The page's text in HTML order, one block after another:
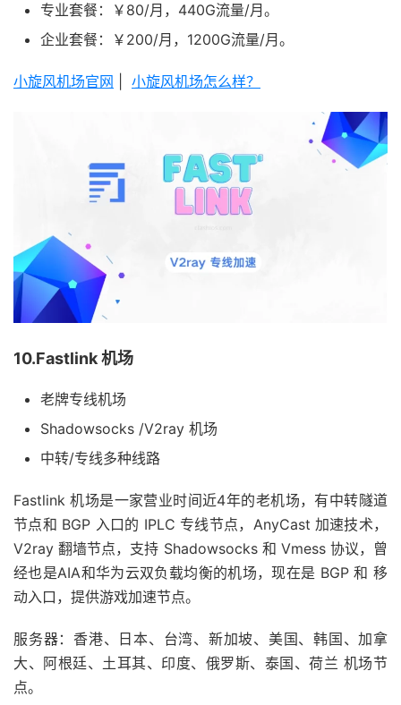
专业套餐：￥80/月，440G流量/月。
企业套餐：￥200/月，1200G流量/月。
小旋风机场官网 小旋风机场怎么样？
10.Fastlink 机场
老牌专线机场
Shadowsocks /V2ray 机场
中转/专线多种线路
Fastlink 机场是一家营业时间近4年的老机场，有中转隧道
节点和 BGP 入口的 IPLC 专线节点，AnyCast 加速技术，
V2ray 翻墙节点，支持 Shadowsocks 和 Vmess 协议，曾
经也是AIA和华为云双负载均衡的机场，现在是 BGP 和 移
动入口，提供游戏加速节点。
服务器：香港、日本、台湾、新加坡、美国、韩国、加拿
大、阿根廷、土耳其、印度、俄罗斯、泰国、荷兰 机场节
点。